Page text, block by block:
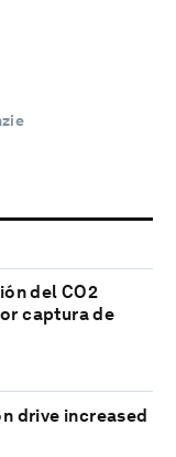
del CO2
captura de
drive increased